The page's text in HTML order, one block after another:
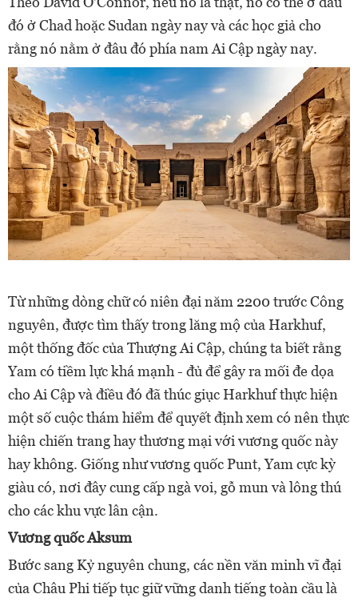
đó ở Chad hoặc Sudan ngày nay và các học giả cho
rằng nó nằm ở đâu đó phía nam Ai Cập ngày nay.
Từ những dòng chữ có niên đại năm 2200 trước Công
nguyên, được tìm thấy trong lăng mộ của Harkhuf,
một thống đốc của Thượng Ai Cập, chúng ta biết rằng
Yam có tiềm lực khá mạnh - đủ để gây ra mối đe dọa
cho Ai Cập và điều đó đã thúc giục Harkhuf thực hiện
một số cuộc thám hiểm để quyết định xem có nên thực
hiện chiến trang hay thương mại với vương quốc này
hay không. Giống như vương quốc Punt, Yam cực kỳ
giàu có, nơi đây cung cấp ngà voi, gỗ mun và lông thú
cho các khu vực lân cận.
Vương quốc Aksum
Bước sang Kỷ nguyên chung, các nền văn minh vĩ đại
của Châu Phi tiếp tục giữ vững danh tiếng toàn cầu là